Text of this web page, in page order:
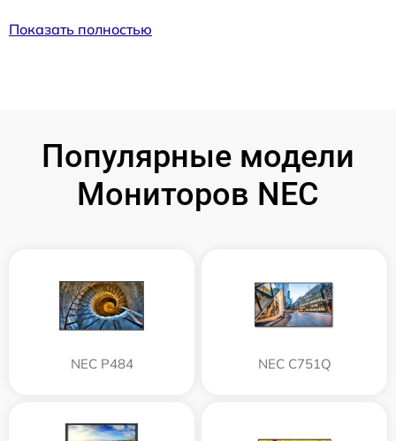
Показать полностью
Популярные модели
Мониторов NEC
NEC P484 NEC C751Q